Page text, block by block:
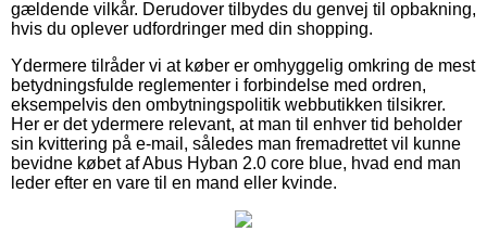
gældende vilkår. Derudover tilbydes du genvej til opbakning,
hvis du oplever udfordringer med din shopping.
Ydermere tilråder vi at køber er omhyggelig omkring de mest
betydningsfulde reglementer i forbindelse med ordren,
eksempelvis den ombytningspolitik webbutikken tilsikrer.
Her er det ydermere relevant, at man til enhver tid beholder
sin kvittering på e-mail, således man fremadrettet vil kunne
bevidne købet af Abus Hyban 2.0 core blue, hvad end man
leder efter en vare til en mand eller kvinde.